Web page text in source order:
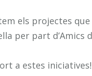
els projectes
per part d’Amics
a estes